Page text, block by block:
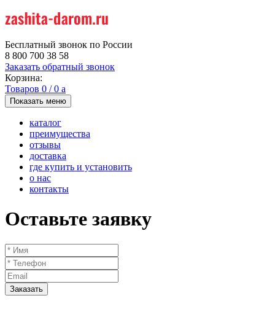
Бесплатный звонок по России
8 800 700 38 58
Заказать обратный звонок
Корзина:
Товаров 0 /0 a
Показать меню
каталог
преимущества
отзывы
доставка
где купить и установить
о нас
контакты
Оставьте заявку